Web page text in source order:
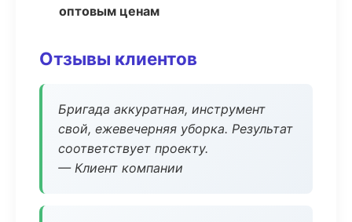
оптовым ценам
Отзывы клиентов
Бригада аккуратная, инструмент
свой, ежевечерняя уборка. Результат
соответствует проекту.
— Клиент компании